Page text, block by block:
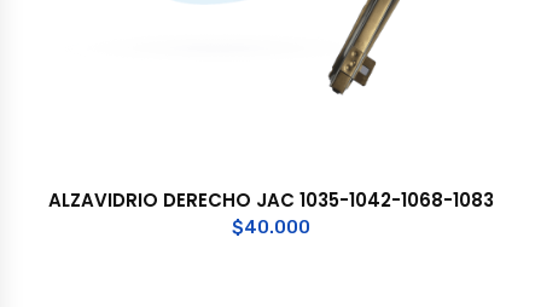
ALZAVIDRIO DERECHO JAC 1035-1042-1068-1083
$40.000